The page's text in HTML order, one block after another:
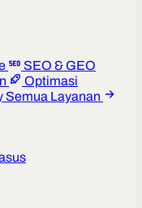
SEO & GEO
Optimasi
Semua Layanan